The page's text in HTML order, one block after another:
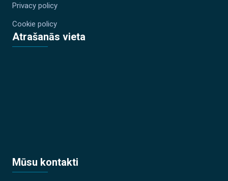
Privacy policy
Cookie policy
Atrašanās vieta
Mūsu kontakti